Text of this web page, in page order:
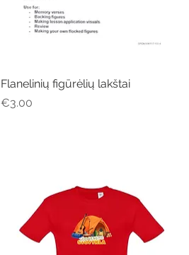
Quick View
Flanelinių figūrėlių lakštai
Price
€3.00